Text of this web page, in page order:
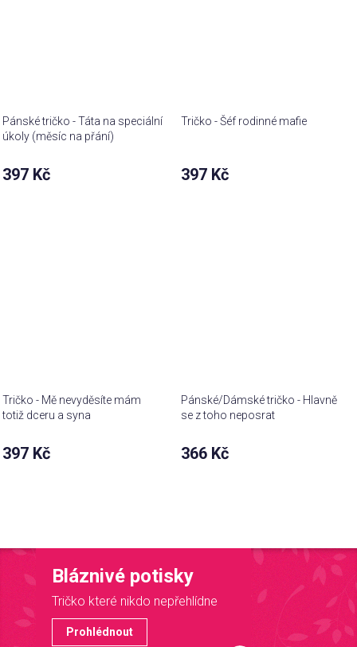
Pánské tričko - Táta na speciální
úkoly (měsíc na přání)
397 Kč
Tričko - Šéf rodinné mafie
397 Kč
Tričko - Mě nevyděsíte mám
totiž dceru a syna
397 Kč
Pánské/Dámské tričko - Hlavně
se z toho neposrat
366 Kč
Bláznivé potisky
Tričko které nikdo nepřehlídne
Prohlédnout